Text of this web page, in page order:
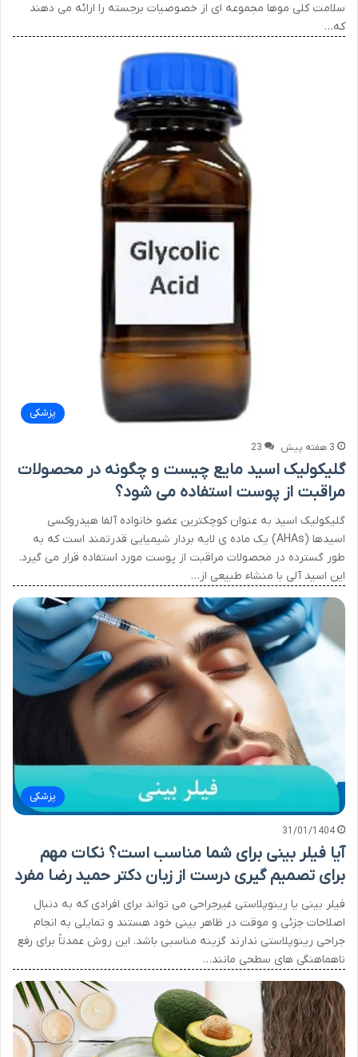
سلامت کلی موها مجموعه ای از خصوصیات برجسته را ارائه می دهند
که…
پزشکی
3 هفته پیش 23
گلیکولیک اسید مایع چیست و چگونه در محصولات
مراقبت از پوست استفاده می شود؟
گلیکولیک اسید به عنوان کوچکترین عضو خانواده آلفا هیدروکسی
اسیدها (AHAs) یک ماده ی لایه بردار شیمیایی قدرتمند است که به
طور گسترده در محصولات مراقبت از پوست مورد استفاده قرار می گیرد.
این اسید آلی با منشاء طبیعی از…
پزشکی
31/01/1404
آیا فیلر بینی برای شما مناسب است؟ نکات مهم
برای تصمیم گیری درست از زبان دکتر حمید رضا مفرد
فیلر بینی یا رینوپلاستی غیرجراحی می تواند برای افرادی که به دنبال
اصلاحات جزئی و موقت در ظاهر بینی خود هستند و تمایلی به انجام
جراحی رینوپلاستی ندارند گزینه مناسبی باشد. این روش عمدتاً برای رفع
ناهماهنگی های سطحی مانند…